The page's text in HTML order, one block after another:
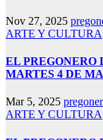
Nov 27, 2025
ARTE Y CULTURA
EL PREGONERO
MARTES 4 DE
Mar 5, 2025
ARTE Y CULTURA